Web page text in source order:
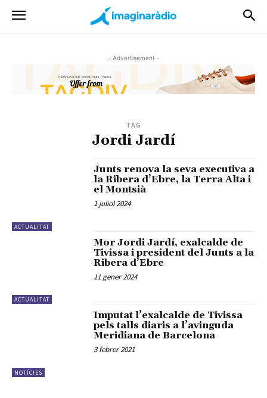
- Advertisement -
TAG
Jordi Jardí
ACTUALITAT
Junts renova la seva executiva a
la Ribera d’Ebre, la Terra Alta i
el Montsià
1 juliol 2024
ACTUALITAT
Mor Jordi Jardí, exalcalde de
Tivissa i president del Junts a la
Ribera d’Ebre
11 gener 2024
NOTÍCIES
Imputat l’exalcalde de Tivissa
pels talls diaris a l’avinguda
Meridiana de Barcelona
3 febrer 2021